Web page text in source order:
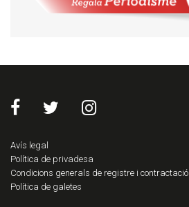
Avís legal
Política de privadesa
Condicions generals de registre i contractació
Política de galetes